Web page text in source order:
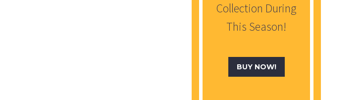
Collection During
This Season!
BUY NOW!